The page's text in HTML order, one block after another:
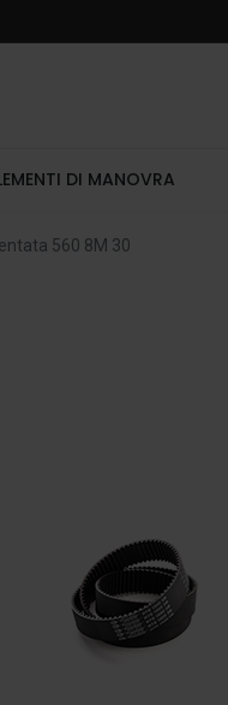
DI MANOVRA
560 8M 30